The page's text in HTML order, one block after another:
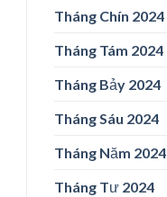
Tháng Chín 2024
Tháng Tám 2024
Tháng Bảy 2024
Tháng Sáu 2024
Tháng Năm 2024
Tháng Tư 2024